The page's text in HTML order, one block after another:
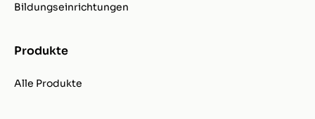
Bildungseinrichtungen
Produkte
Alle Produkte